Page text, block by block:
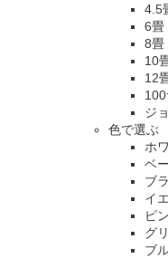
4.5
6畳
8畳
10
12
ジ
色で選ぶ
ホ
ベ
ブ
イ
ピ
グ
ブ